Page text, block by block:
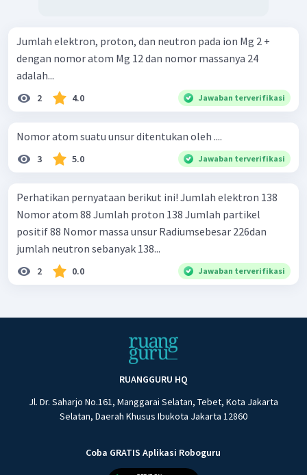
Jumlah elektron, proton, dan neutron pada ion Mg 2 +
dengan nomor atom Mg 12 dan nomor massanya 24
adalah...
2 4.0 Jawaban terverifikasi
Nomor atom suatu unsur ditentukan oleh ....
3 5.0 Jawaban terverifikasi
Perhatikan pernyataan berikut ini! Jumlah elektron 138
Nomor atom 88 Jumlah proton 138 Jumlah partikel
positif 88 Nomor massa unsur Radiumsebesar 226dan
jumlah neutron sebanyak 138...
2 0.0 Jawaban terverifikasi
RUANGGURU HQ
Jl. Dr. Saharjo No.161, Manggarai Selatan, Tebet, Kota Jakarta
Selatan, Daerah Khusus Ibukota Jakarta 12860
Coba GRATIS Aplikasi Roboguru